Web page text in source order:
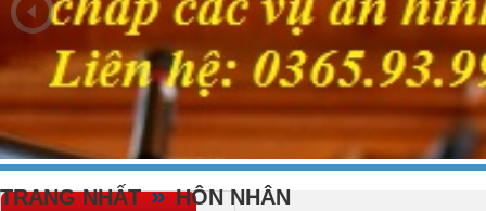
TRANG NHẤT » HÔN NHÂN